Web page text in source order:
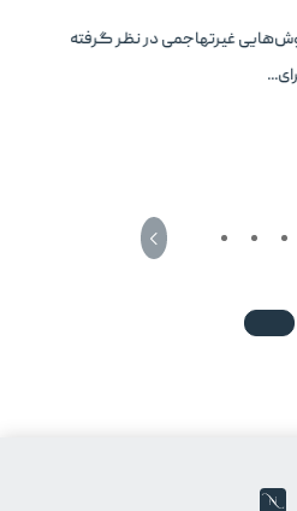
غیرتهاجمی در نظر گرفته